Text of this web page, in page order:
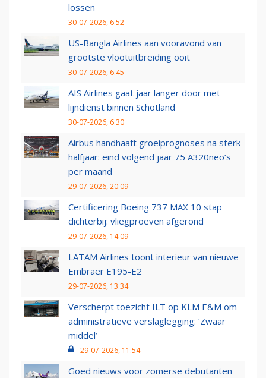
lossen
30-07-2026, 6:52
US-Bangla Airlines aan vooravond van
grootste vlootuitbreiding ooit
30-07-2026, 6:45
AIS Airlines gaat jaar langer door met
lijndienst binnen Schotland
30-07-2026, 6:30
Airbus handhaaft groeiprognoses na sterk
halfjaar: eind volgend jaar 75 A320neo’s
per maand
29-07-2026, 20:09
Certificering Boeing 737 MAX 10 stap
dichterbij: vliegproeven afgerond
29-07-2026, 14:09
LATAM Airlines toont interieur van nieuwe
Embraer E195-E2
29-07-2026, 13:34
Verscherpt toezicht ILT op KLM E&M om
administratieve verslaglegging: ‘Zwaar
middel’
29-07-2026, 11:54
Goed nieuws voor zomerse debutanten